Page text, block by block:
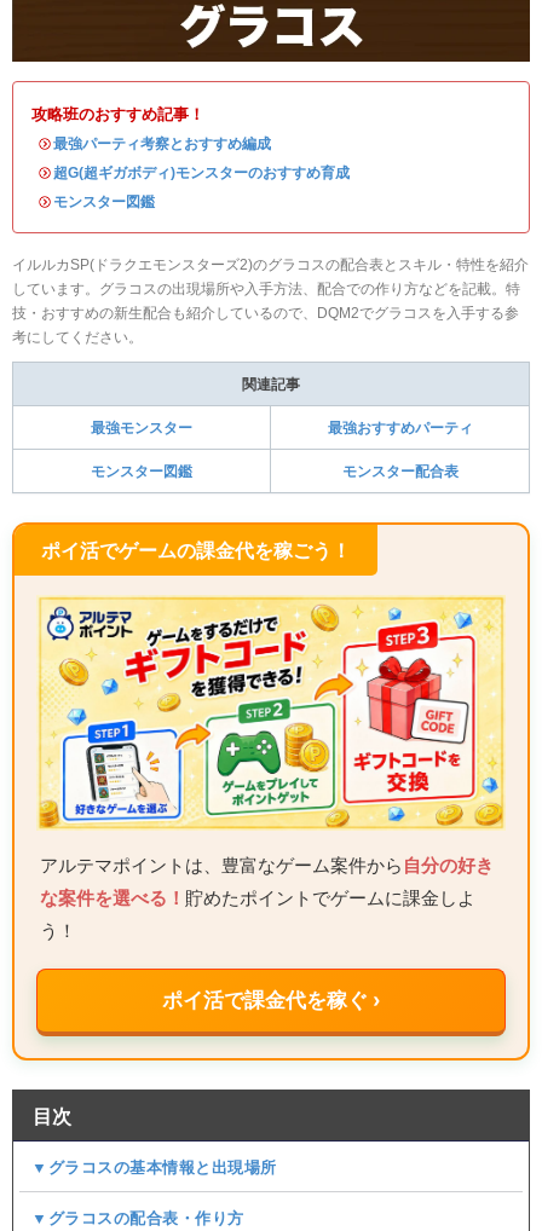
攻略班のおすすめ記事！
・最強パーティ考察とおすすめ編成
・超G(超ギガボディ)モンスターのおすすめ育成
・ モンスター図鑑
イルルカSP(ドラクエモンスターズ2)のグラコスの配合表とスキル・特性を紹介
しています。グラコスの出現場所や入手方法、配合での作り方などを記載。特
技・おすすめの新生配合も紹介しているので、DQM2でグラコスを入手する参
考にしてください。
関連記事
最強モンスター 最強おすすめパーティ
モンスター図鑑 モンスター配合表
ポイ活でゲームの課金代を稼ごう！
アルテマポイントは、豊富なゲーム案件から 自分の好き
な案件を選べる！ 貯めたポイントでゲームに課金しよ
う！
ポイ活で課金代を稼ぐ ›
目次
▼グラコスの基本情報と出現場所
▼グラコスの配合表・作り方